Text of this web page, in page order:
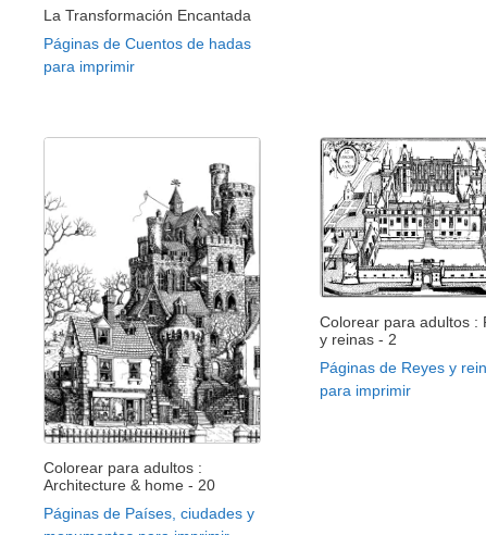
La Transformación Encantada
Páginas de Cuentos de hadas
para imprimir
Colorear para adultos :
Architecture & home - 20
Páginas de Países, ciudades y
Colorear para adultos :
y reinas - 2
Páginas de Reyes y
para imprimir